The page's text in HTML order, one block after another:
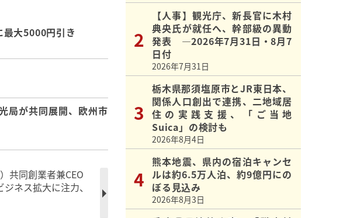
大5000円引き
局が共同展開、欧州市
共同創業者兼CEO
ネス拡大に注力、
【人事】観光庁、新長官に木村
典央氏が就任へ、幹部級の異動
発表 ―2026年7月31日・8月7
日付
2026年7月31日
栃木県那須塩原市とJR東日本、
関係人口創出で連携、二地域居
住の実践支援、「ご当地
Suica」の検討も
2026年8月4日
熊本地震、県内の宿泊キャンセ
ルは約6.5万人泊、約9億円にの
ぼる見込み
2026年8月3日